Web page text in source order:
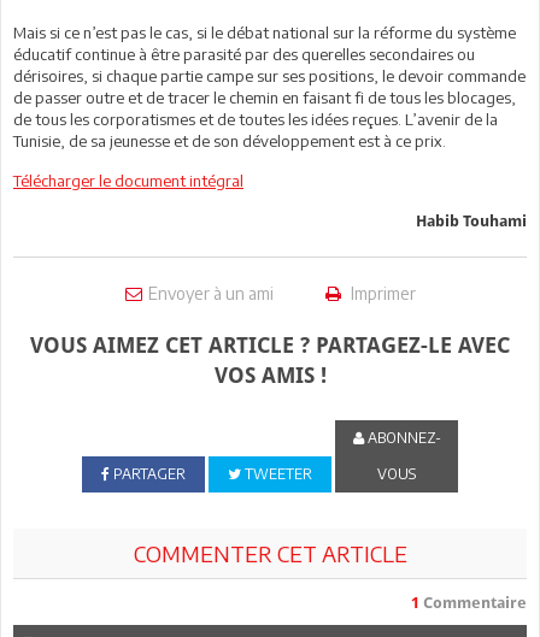
Mais si ce n’est pas le cas, si le débat national sur la réforme du système
éducatif continue à être parasité par des querelles secondaires ou
dérisoires, si chaque partie campe sur ses positions, le devoir commande
de passer outre et de tracer le chemin en faisant fi de tous les blocages,
de tous les corporatismes et de toutes les idées reçues. L’avenir de la
Tunisie, de sa jeunesse et de son développement est à ce prix.
Télécharger le document intégral
Habib Touhami
Envoyer à un ami Imprimer
VOUS AIMEZ CET ARTICLE ? PARTAGEZ-LE AVEC
VOS AMIS !
PARTAGER TWEETER
ABONNEZ-
VOUS
COMMENTER CET ARTICLE
1 Commentaire